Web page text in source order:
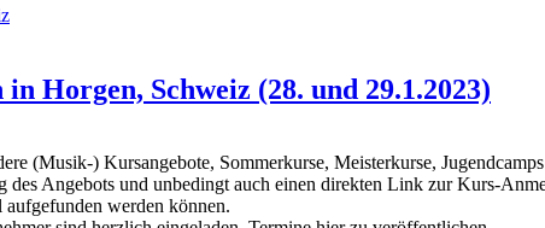
Horgen, Schweiz (28. und 29.1.2023)
(Musik-) Kursangebote, Sommerkurse, Meisterkurse,
des Angebots und unbedingt auch einen direkten Link zur Kurs-
werden können.